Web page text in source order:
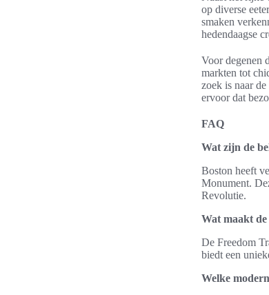
op diverse
smaken
hedendaagse
Voor degenen
markten tot
zoek is naar
ervoor dat
FAQ
Wat zijn de
Boston heeft
Monument.
Revolutie.
Wat maakt
De Freedom
biedt een
Welke